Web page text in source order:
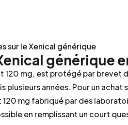
sur le Xenical générique
générique
120 mg, est protégé par brevet
années. Pour un achat
mg fabriqué par des
en remplissant un court